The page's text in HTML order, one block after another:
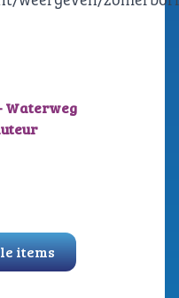
Waterweg
items